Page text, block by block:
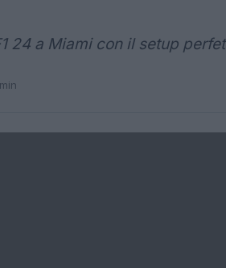
24 a Miami con il setup